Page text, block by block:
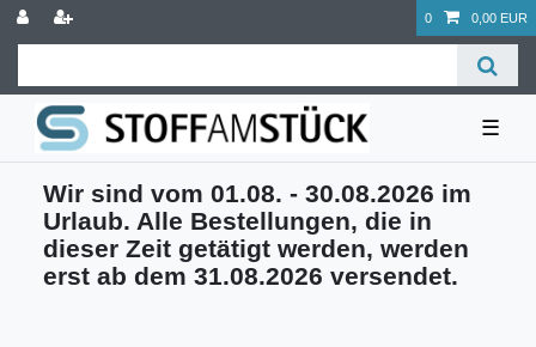
0 0,00 EUR
☰
Wir sind vom 01.08. - 30.08.2026 im
Urlaub. Alle Bestellungen, die in
dieser Zeit getätigt werden, werden
erst ab dem 31.08.2026 versendet.